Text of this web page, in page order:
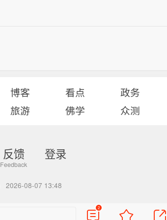
博客 看点
政务
旅游 佛学 众测
反馈 登录
2026-08-07 13:48
2